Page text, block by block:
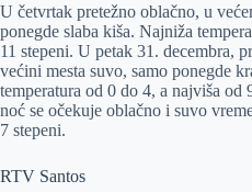
U četvrtak pretežno oblačno, u
ponegde slaba kiša. Najniža
11 stepeni. U petak 31. decembra,
većini mesta suvo, samo ponegde
temperatura od 0 do 4, a najviša
noć se očekuje oblačno i suvo
7 stepeni.
RTV Santos